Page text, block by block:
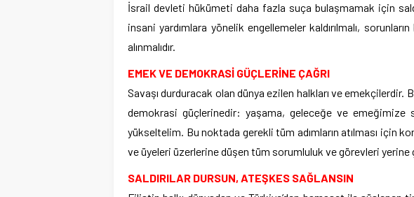
İsrail devleti hükümeti daha fazla suça bulaşmamak için
insani yardımlara yönelik engellemeler kaldırılmalı,
alınmalıdır.
EMEK VE DEMOKRASİ GÜÇLERİNE ÇAĞRI
Savaşı durduracak olan dünya ezilen halkları ve emekçilerdir.
demokrasi güçlerinedir: yaşama, geleceğe ve emeğimize
yükseltelim. Bu noktada gerekli tüm adımların atılması için
ve üyeleri üzerlerine düşen tüm sorumluluk ve görevleri
SALDIRILAR DURSUN, ATEŞKES SAĞLANSIN